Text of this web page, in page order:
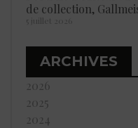
de collection,
5 juillet 2026
ARCHIVES
2026
2025
2024